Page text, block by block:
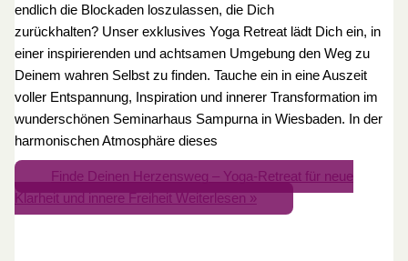
endlich die Blockaden loszulassen, die Dich
zurückhalten? Unser exklusives Yoga Retreat lädt Dich ein, in
einer inspirierenden und achtsamen Umgebung den Weg zu
Deinem wahren Selbst zu finden. Tauche ein in eine Auszeit
voller Entspannung, Inspiration und innerer Transformation im
wunderschönen Seminarhaus Sampurna in Wiesbaden. In der
harmonischen Atmosphäre dieses
Finde Deinen Herzensweg – Yoga-Retreat für neue
Klarheit und innere FreiheitWeiterlesen »